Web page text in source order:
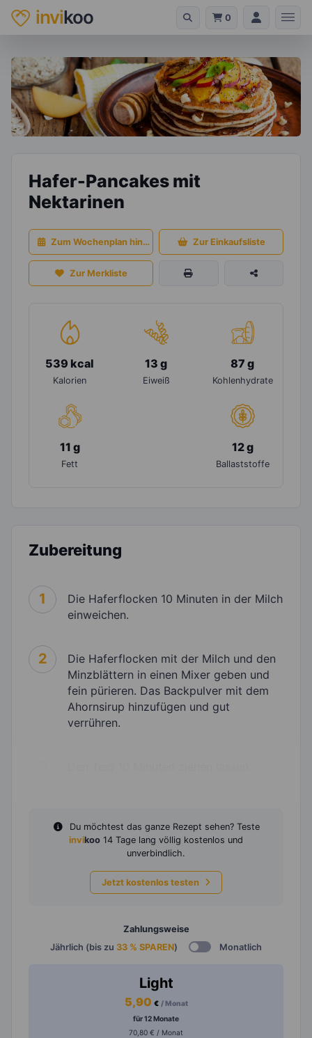
invikoo 0
Hafer-Pancakes mit
Nektarinen
Zum Wochenplan hinzufügen Zur Einkaufsliste
Zur Merkliste
539 kcal
Kalorien
13 g
Eiweiß
87 g
Kohlenhydrate
11 g
Fett
12 g
Ballaststoffe
Zubereitung
1
Die Haferflocken 10 Minuten in der Milch
einweichen.
2
Die Haferflocken mit der Milch und den
Minzblättern in einen Mixer geben und
fein pürieren. Das Backpulver mit dem
Ahornsirup hinzufügen und gut
verrühren.
Du möchtest das ganze Rezept sehen? Teste
invikoo 14 Tage lang völlig kostenlos und
unverbindlich.
Jetzt kostenlos testen
Zahlungsweise
Jährlich (bis zu 33 % SPAREN) Monatlich
Light
5,90 € / Monat
für 12 Monate
70,80 € / Monat